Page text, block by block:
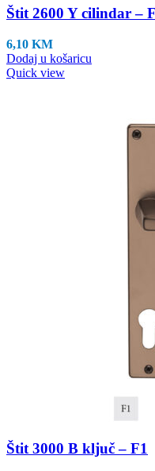
Štit 2600 Y cilindar –
6,10 KM
Dodaj u košaricu
Quick view
Štit 3000 B ključ – F1